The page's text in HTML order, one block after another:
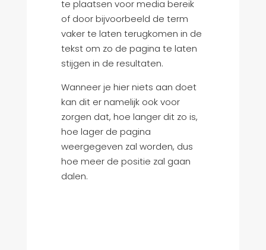
te plaatsen voor media bereik
of door bijvoorbeeld de term
vaker te laten terugkomen in de
tekst om zo de pagina te laten
stijgen in de resultaten.
Wanneer je hier niets aan doet
kan dit er namelijk ook voor
zorgen dat, hoe langer dit zo is,
hoe lager de pagina
weergegeven zal worden, dus
hoe meer de positie zal gaan
dalen.